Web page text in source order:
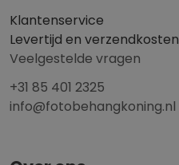
Klantenservice
Levertijd en verzendkosten
Veelgestelde vragen
+31 85 401 2325
info@fotobehangkoning.nl